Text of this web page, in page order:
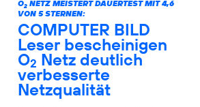
O2NETZ MEISTERT DAUERTEST MIT 4,6
VON 5 STERNEN:
COMPUTER BILD
Leser bescheinigen
O2 Netz deutlich
verbesserte
Netzqualität